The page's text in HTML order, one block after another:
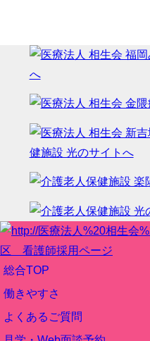
総合TOP
働きやすさ
よくあるご質問